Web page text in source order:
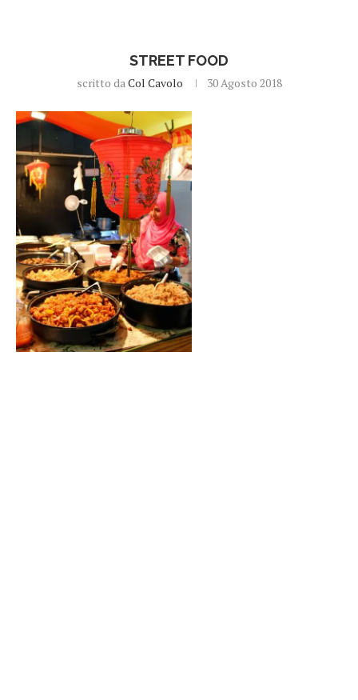
STREET FOOD
scritto daCol Cavolo 30 Agosto 2018